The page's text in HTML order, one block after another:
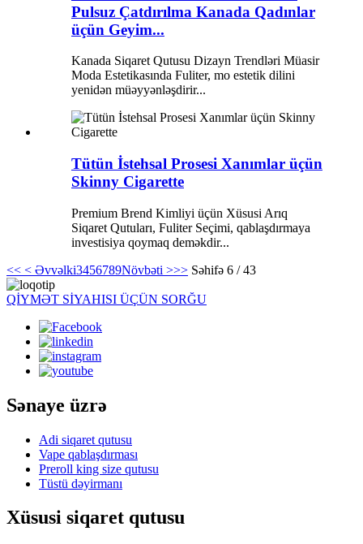
Pulsuz Çatdırılma Kanada Qadınlar
üçün Geyim...
Kanada Siqaret Qutusu Dizayn Trendləri Müasir
Moda Estetikasında Fuliter, mo estetik dilini
yenidən müəyyənləşdirir...
Tütün İstehsal Prosesi Xanımlar üçün
Skinny Cigarette
Premium Brend Kimliyi üçün Xüsusi Arıq
Siqaret Qutuları, Fuliter Seçimi, qablaşdırmaya
investisiya qoymaq deməkdir...
<< < Əvvəlki3456789Növbəti >>> Səhifə 6 / 43
QİYMƏT SİYAHISI ÜÇÜN SORĞU
Sənaye üzrə
Adi siqaret qutusu
Vape qablaşdırması
Preroll king size qutusu
Tüstü dəyirmanı
Xüsusi siqaret qutusu